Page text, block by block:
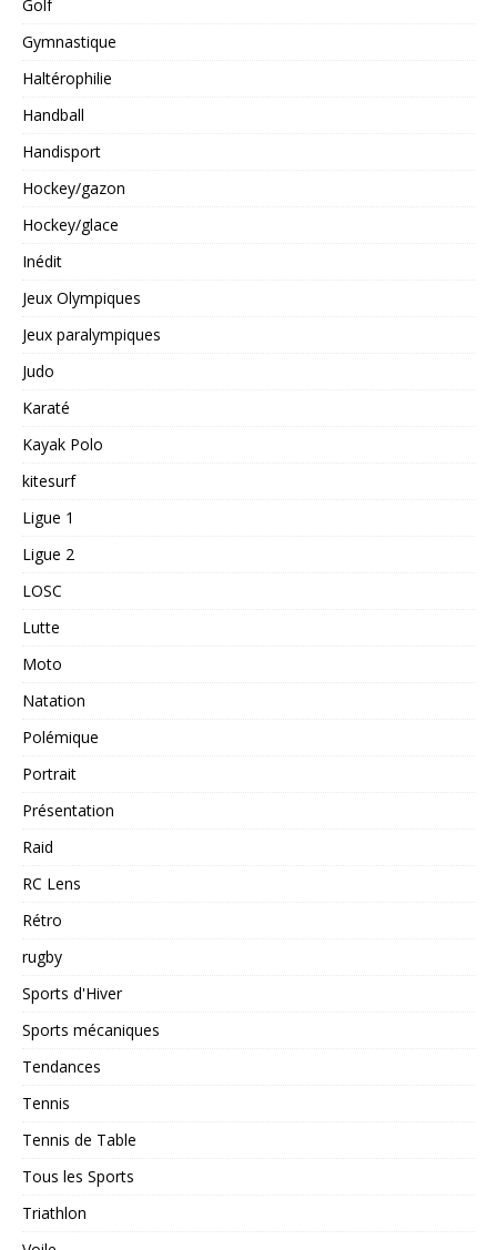
Golf
Gymnastique
Haltérophilie
Handball
Handisport
Hockey/gazon
Hockey/glace
Inédit
Jeux Olympiques
Jeux paralympiques
Judo
Karaté
Kayak Polo
kitesurf
Ligue 1
Ligue 2
LOSC
Lutte
Moto
Natation
Polémique
Portrait
Présentation
Raid
RC Lens
Rétro
rugby
Sports d'Hiver
Sports mécaniques
Tendances
Tennis
Tennis de Table
Tous les Sports
Triathlon